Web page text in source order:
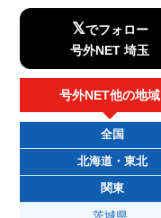
𝕏でフォロー
号外NET 埼玉
号外NET他の地域
全国
北海道・東北
関東